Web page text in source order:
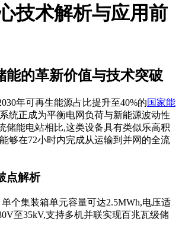
技术解析与应用前
能的革新价值与技术突破
年可再生能源占比提升至40%的国家能
统正成为平衡电网负荷与新能源波动性
储能电站相比,这类设备具有类似乐高积
够在72小时内完成从运输到并网的全流
点解析
单个集装箱单元容量可达2.5MWh,电压适
至35kV,支持多机并联实现百兆瓦级储